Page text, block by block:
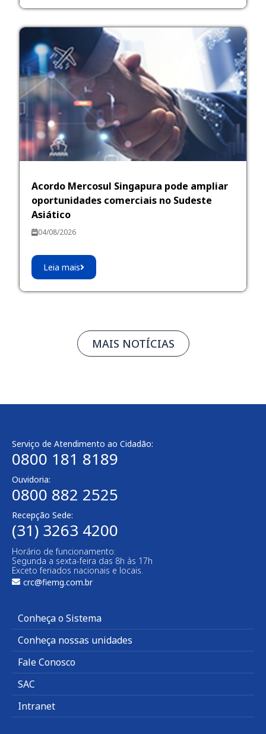
Acordo Mercosul Singapura pode ampliar
oportunidades comerciais no Sudeste
Asiático
04/08/2026
Leia mais
MAIS NOTÍCIAS
Serviço de Atendimento ao Cidadão:
0800 181 8189
Ouvidoria:
0800 882 2525
Recepção Sede:
(31) 3263 4200
Horário de funcionamento:
Segunda a sexta-feira das 8h às 17h
Exceto feriados nacionais e locais.
crc@fiemg.com.br
Conheça o Sistema
Conheça nossas unidades
Fale Conosco
SAC
Intranet